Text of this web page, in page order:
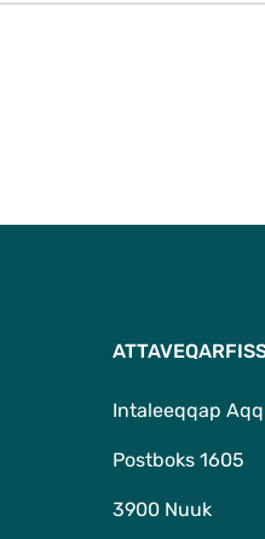
Intaleeqqap
Postboks 1605
3900 Nuuk